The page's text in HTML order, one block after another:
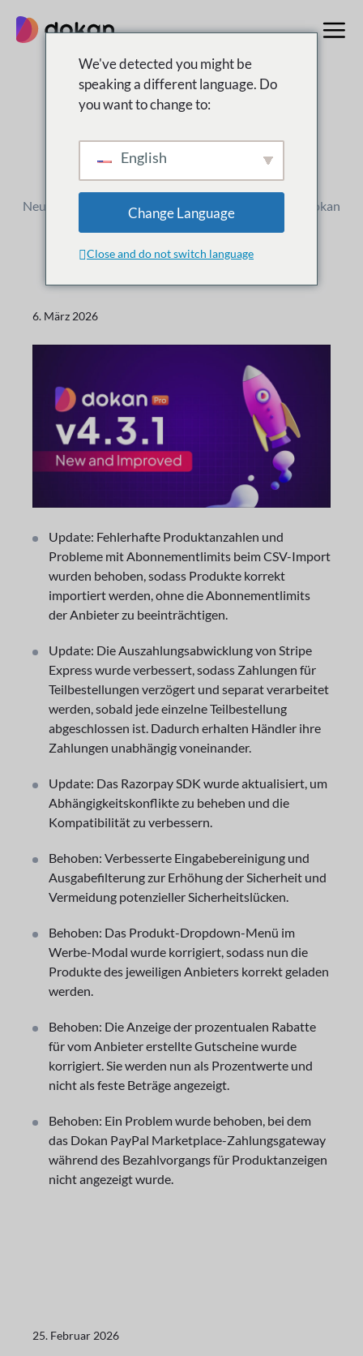
Inhalt
springen
Was ist
Neue Versionen, Verbesserungen und Updates für Dokan
6. März 2026
Update: Fehlerhafte Produktanzahlen und
Probleme mit Abonnementlimits beim CSV-Import
wurden behoben, sodass Produkte korrekt
importiert werden, ohne die Abonnementlimits
der Anbieter zu beeinträchtigen.
Update: Die Auszahlungsabwicklung von Stripe
Express wurde verbessert, sodass Zahlungen für
Teilbestellungen verzögert und separat verarbeitet
werden, sobald jede einzelne Teilbestellung
abgeschlossen ist. Dadurch erhalten Händler ihre
Zahlungen unabhängig voneinander.
Update: Das Razorpay SDK wurde aktualisiert, um
Abhängigkeitskonflikte zu beheben und die
Kompatibilität zu verbessern.
Behoben: Verbesserte Eingabebereinigung und
Ausgabefilterung zur Erhöhung der Sicherheit und
Vermeidung potenzieller Sicherheitslücken.
Behoben: Das Produkt-Dropdown-Menü im
Werbe-Modal wurde korrigiert, sodass nun die
Produkte des jeweiligen Anbieters korrekt geladen
werden.
Behoben: Die Anzeige der prozentualen Rabatte
für vom Anbieter erstellte Gutscheine wurde
korrigiert. Sie werden nun als Prozentwerte und
nicht als feste Beträge angezeigt.
Behoben: Ein Problem wurde behoben, bei dem
das Dokan PayPal Marketplace-Zahlungsgateway
während des Bezahlvorgangs für Produktanzeigen
nicht angezeigt wurde.
25. Februar 2026
We've detected you might be
speaking a different language. Do
you want to change to:
English
Change Language
Close and do not switch language